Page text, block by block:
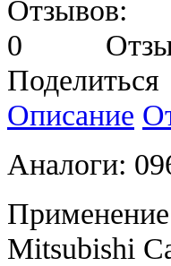
Поделиться
Описание
Аналоги:
Mitsubishi